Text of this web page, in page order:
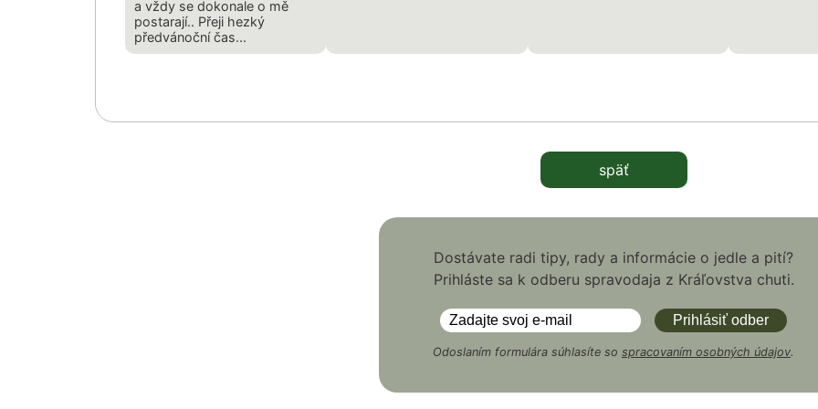
a vždy se dokonale o mě
postarají.. Přeji hezký
předvánoční čas...
späť
Dostávate radi tipy, rady a informácie o jedle a pití?
Prihláste sa k odberu spravodaja z Kráľovstva chuti.
Odoslaním formulára súhlasíte so spracovaním osobných údajov.